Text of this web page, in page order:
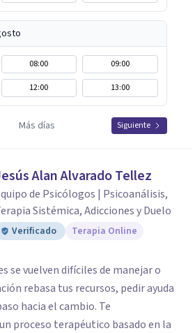
08:00
09:00
12:00 13:00
Más días Siguiente
Alan Alvarado Tellez
de Psicólogos | Psicoanálisis,
Sistémica, Adicciones y Duelo
Verificado Terapia Online
se vuelven difíciles de manejar o
rebasa tus recursos, pedir ayuda
hacia el cambio. Te
proceso terapéutico basado en la